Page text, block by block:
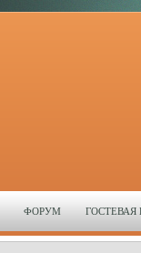
ФОРУМ ГОСТЕВАЯ